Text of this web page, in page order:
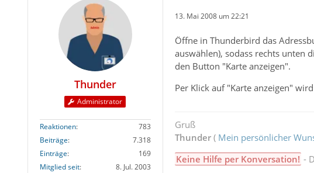
Thunder
Administrator
Reaktionen
783
Beiträge
7.318
Einträge
169
Mitglied seit
8. Jul. 2003
13. Mai 2008 um 22:21
Öffne in Thunderbird das
auswählen), sodass rechts unten
den Button "Karte anzeigen".
Per Klick auf "Karte anzeigen"
Gruß
Thunder( Mein persönlicher
Keine Hilfe per Konversation! -